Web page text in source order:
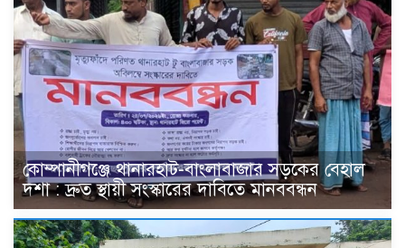
কোম্পানীগঞ্জে থানারহাট-বাংলাবাজার সড়কের বেহাল
দশা : দ্রুত স্থায়ী সংস্কারের দাবিতে মানববন্ধন